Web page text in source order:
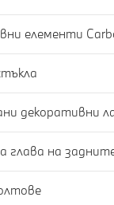
елементи
декоративни